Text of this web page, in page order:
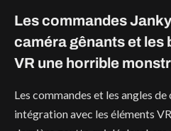
Les commandes
caméra gênants et les
VR une horrible
Les commandes et les angles
intégration avec les éléments